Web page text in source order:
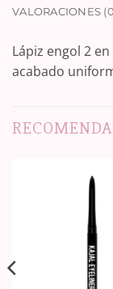
VALORACIONES
Lápiz engol 2
acabado